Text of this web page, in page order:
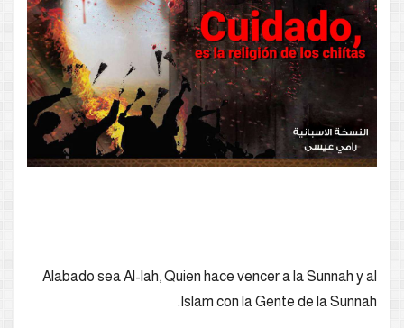
Alabado sea Al-lah, Quien hace vencer a la Sunnah y al
Islam con la Gente de la Sunnah.